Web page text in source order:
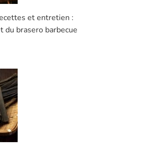
et entretien :
du brasero barbecue